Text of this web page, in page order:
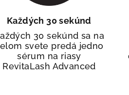
Každých 30 sekúnd
30 sekúnd sa na
svete predá jedno
sérum na riasy
RevitaLash Advanced